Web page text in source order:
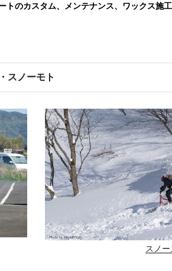
のカスタム、メンテナンス、ワックス施
スノーモト
スノ